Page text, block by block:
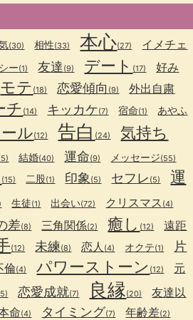
(30) 相性(33) 本心(27)
イメチェ
ー(1) 友達 (9) デート (17)
好み
モテ (18) 恋愛傾向 (9) 外出自粛
チ (14) キッカケ(7) 宿命(1)
あやふ
ル(12) 告白 (24) 気持ち
結婚(40) 運命(9) メッセージ(55)
(15) 二股(1) 印象 (5) セフレ (5)
運
生徒(1) 出会い(72) クリスマス (4)
差(8) 三角関係(2) 癒し (12)
遠距
(12) 未練(8) 恋人 (4) オクテ(1)
片
倫(4) パワーストーン (12)
元
恋愛成就(7) 良縁(20)
友達以
命(4) タイミング(7) 年齢差(2)